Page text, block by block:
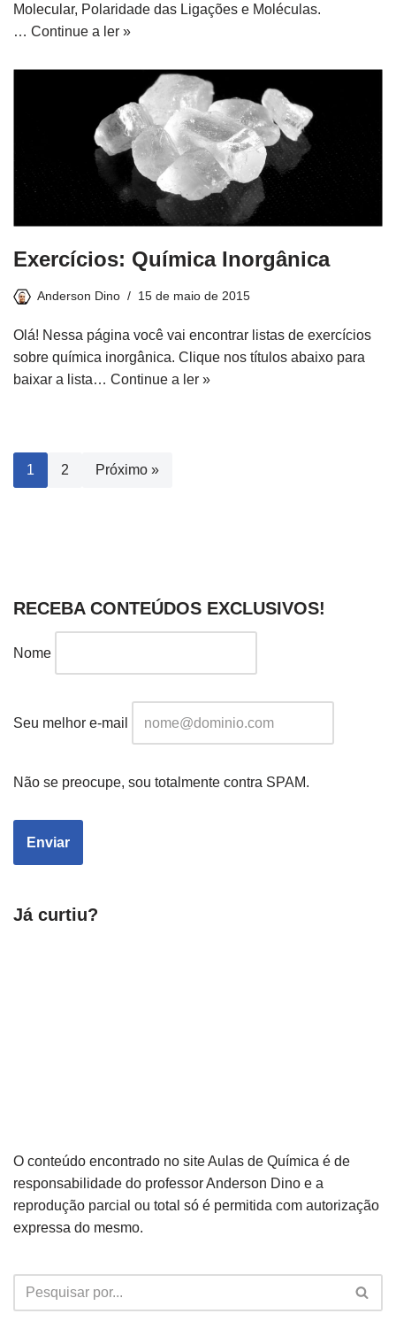
Molecular, Polaridade das Ligações e Moléculas.
… Continue a ler »
Exercícios: Química Inorgânica
Anderson Dino 15 de maio de 2015
Olá! Nessa página você vai encontrar listas de exercícios
sobre química inorgânica. Clique nos títulos abaixo para
baixar a lista… Continue a ler »
1 2 Próximo »
RECEBA CONTEÚDOS EXCLUSIVOS!
Nome
Seu melhor e-mail
Não se preocupe, sou totalmente contra SPAM.
Já curtiu?
O conteúdo encontrado no site Aulas de Química é de
responsabilidade do professor Anderson Dino e a
reprodução parcial ou total só é permitida com autorização
expressa do mesmo.